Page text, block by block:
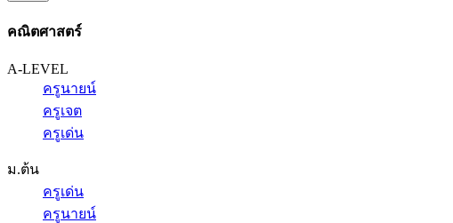
คณิตศาสตร์
A-LEVEL
ครูนายน์
ครูเจต
ครูเด่น
ม.ต้น
ครูเด่น
ครูนายน์